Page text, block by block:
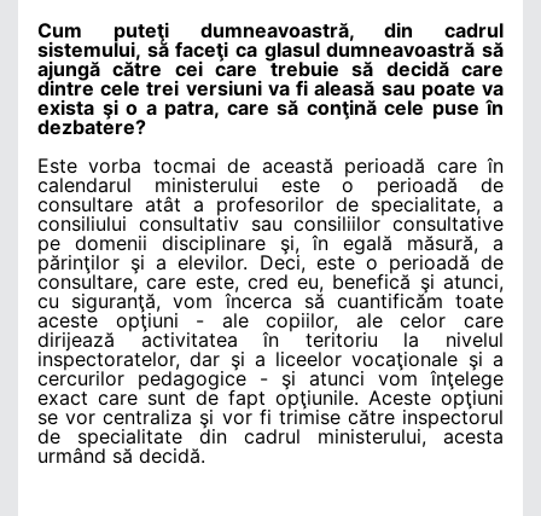
Cum puteţi dumneavoastră, din cadrul
sistemului, să faceţi ca glasul dumneavoastră să
ajungă către cei care trebuie să decidă care
dintre cele trei versiuni va fi aleasă sau poate va
exista şi o a patra, care să conţină cele puse în
dezbatere?
Este vorba tocmai de această perioadă care în
calendarul ministerului este o perioadă de
consultare atât a profesorilor de specialitate, a
consiliului consultativ sau consiliilor consultative
pe domenii disciplinare şi, în egală măsură, a
părinţilor şi a elevilor. Deci, este o perioadă de
consultare, care este, cred eu, benefică şi atunci,
cu siguranţă, vom încerca să cuantificăm toate
aceste opţiuni - ale copiilor, ale celor care
dirijează activitatea în teritoriu la nivelul
inspectoratelor, dar şi a liceelor vocaţionale şi a
cercurilor pedagogice - şi atunci vom înţelege
exact care sunt de fapt opţiunile. Aceste opţiuni
se vor centraliza şi vor fi trimise către inspectorul
de specialitate din cadrul ministerului, acesta
urmând să decidă.